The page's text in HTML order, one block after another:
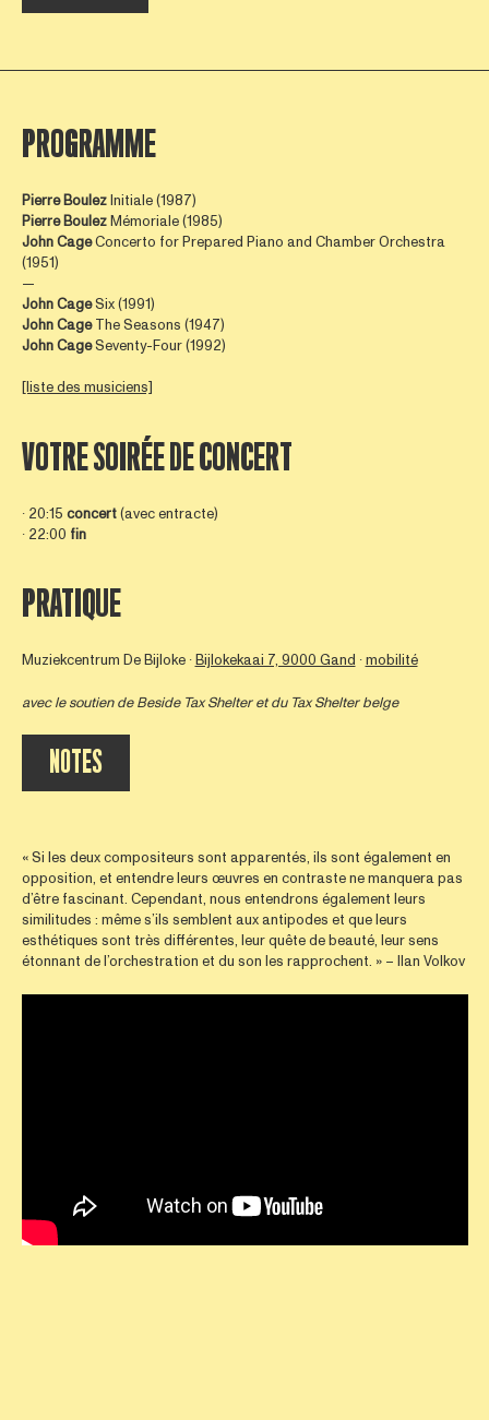
NOTES
PROGRAMME
Pierre BoulezInitiale (1987)
Pierre BoulezMémoriale (1985)
John CageConcerto for Prepared Piano and Chamber Orchestra
(1951)
—
John CageSix (1991)
John CageThe Seasons (1947)
John CageSeventy-Four (1992)
[liste des musiciens]
VOTRE SOIRÉE DE CONCERT
∙ 20:15 concert(avec entracte)
∙ 22:00 fin
PRATIQUE
Muziekcentrum De Bijloke ∙Bijlokekaai 7, 9000 Gand ∙mobilité
avec le soutien deBeside Tax Shelteret du Tax Shelter belge
« Si les deux compositeurs sont apparentés, ils sont également en
opposition, et entendre leurs œuvres en contraste ne manquera pas
d’être fascinant. Cependant, nous entendrons également leurs
similitudes : même s’ils semblent aux antipodes et que leurs
esthétiques sont très différentes, leur quête de beauté, leur sens
étonnant de l’orchestration et du son les rapprochent. » – Ilan Volkov